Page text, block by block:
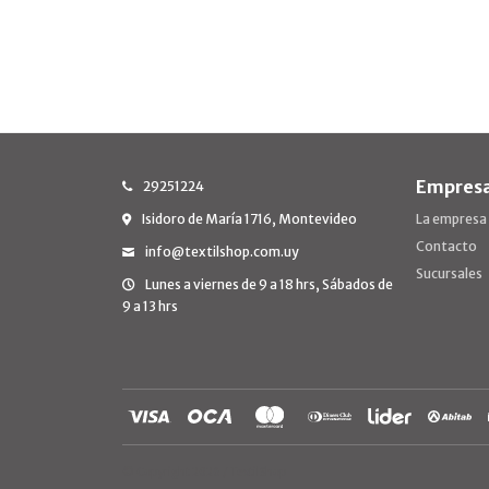
29251224
Isidoro de María 1716, Montevideo
info@textilshop.com.uy
Lunes a viernes de 9 a 18 hrs, Sábados de
9 a 13 hrs
La empresa
Contacto
Sucursales